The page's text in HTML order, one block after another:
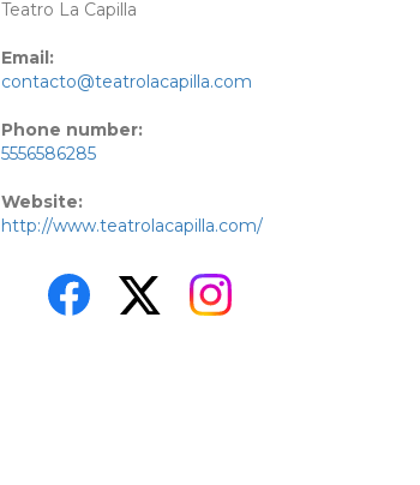
Teatro La Capilla
Email:
contacto@teatrolacapilla.com
Phone number:
5556586285
Website:
http://www.teatrolacapilla.com/